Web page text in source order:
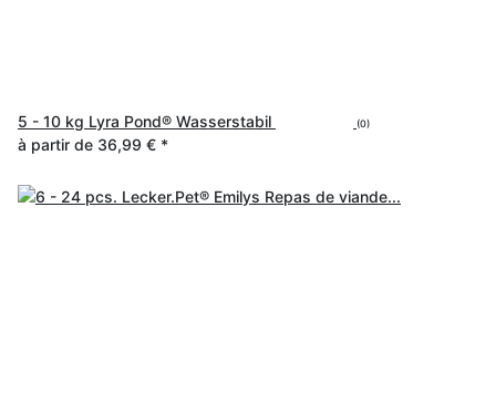
5 - 10 kg Lyra Pond® Wasserstabil (0)
à partir de 36,99 € *